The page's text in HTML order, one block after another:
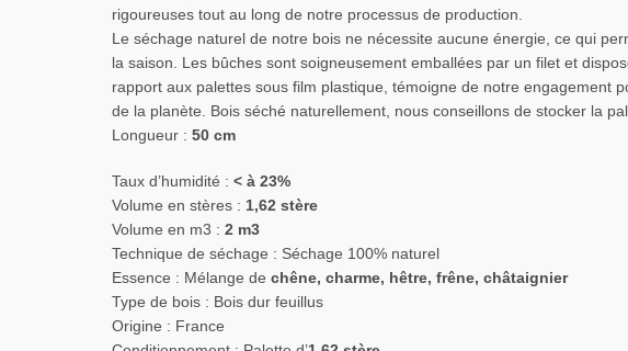
rigoureuses tout au long de notre processus de production.
Le séchage naturel de notre bois ne nécessite aucune énergie, ce qui
la saison. Les bûches sont soigneusement emballées par un filet et
rapport aux palettes sous film plastique, témoigne de notre engagement
de la planète. Bois séché naturellement, nous conseillons de stocker la
Longueur : 50 cm
Taux d’humidité : < à 23%
Volume en stères : 1,62 stère
Volume en m3 : 2 m3
Technique de séchage : Séchage 100% naturel
Essence : Mélange de chêne, charme, hêtre, frêne, châtaignier
Type de bois : Bois dur feuillus
Origine : France